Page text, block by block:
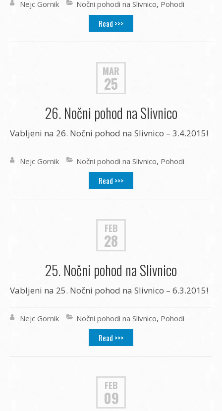
Nejc Gornik Nočni pohodi na Slivnico, Pohodi
Read >>>
MAR
25
26. Nočni pohod na Slivnico
Vabljeni na 26. Nočni pohod na Slivnico – 3.4.2015!
Nejc Gornik Nočni pohodi na Slivnico, Pohodi
Read >>>
FEB
28
25. Nočni pohod na Slivnico
Vabljeni na 25. Nočni pohod na Slivnico – 6.3.2015!
Nejc Gornik Nočni pohodi na Slivnico, Pohodi
Read >>>
FEB
09